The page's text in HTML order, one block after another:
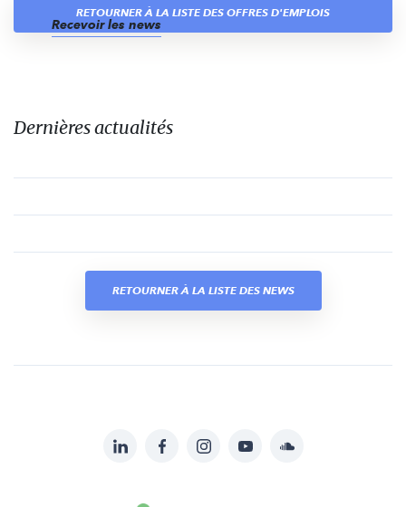
Recevoir les news
RETOURNER À LA LISTE DES OFFRES D'EMPLOIS
Dernières actualités
RETOURNER À LA LISTE DES NEWS
LinkedInFacebookInstagramYouTubeSoundcloud